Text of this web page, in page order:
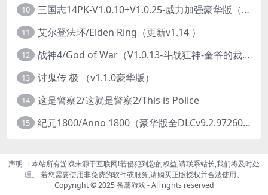
10 三国志14PK-V1.0.10+V1.0.25-威力加强豪华版（武将面容套装-全DLC+季票+特典+中文语音+编辑修改器）
11 艾尔登法环/Elden Ring（更新v1.14 ）
12 战神4/God of War（V1.0.13-斗战狂神-奎爷的裁决+全DLC）
13 讨鬼传 极 （v1.1.0豪华版）
14 这是警察2/这就是警察2/This is Police
15 纪元1800/Anno 1800（豪华版全DLCv9.2.972600）
声明 ：本站所有游戏来源于互联网!若侵犯到您的权益,请联系站长,我们将及时处
理。 若您需要使用非免费的软件或服务,请购买正版授权并合法使用。
Copyright © 2025 番薯游戏 - All rights reserved